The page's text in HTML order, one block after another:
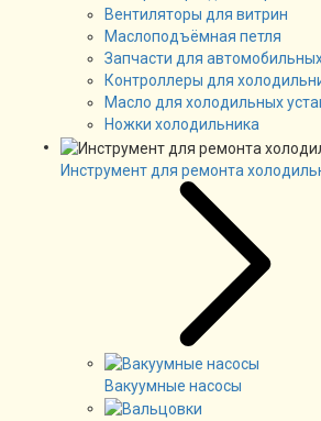
Вентиляторы для витрин
Маслоподъёмная петля
Запчасти для
Контроллеры для
Масло для холодильных
Ножки холодильника
Инструмент для ремонта
Вакуумные насосы